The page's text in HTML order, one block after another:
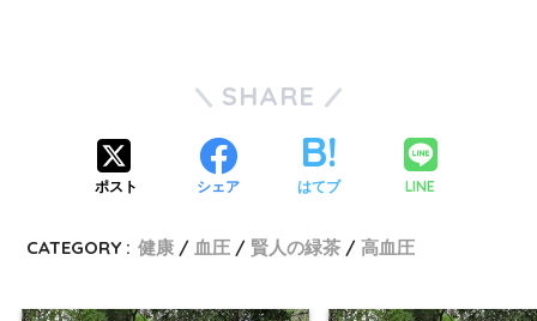
SHARE
ポスト シェア はてブ LINE
CATEGORY : 健康 血圧 賢人の緑茶 高血圧